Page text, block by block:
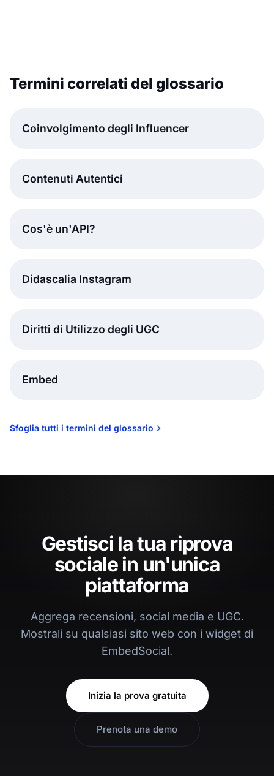
Termini correlati del glossario
Coinvolgimento degli Influencer
Contenuti Autentici
Cos'è un'API?
Didascalia Instagram
Diritti di Utilizzo degli UGC
Embed
Sfoglia tutti i termini del glossario
Gestisci la tua riprova
sociale in un'unica
piattaforma
Aggrega recensioni, social media e UGC.
Mostrali su qualsiasi sito web con i widget di
EmbedSocial.
Inizia la prova gratuita
Prenota una demo